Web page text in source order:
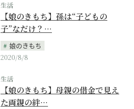
生活
【娘のきもち】孫は“子どもの
子”なだけ？…
娘のきもち
2020/8/8
生活
【娘のきもち】母親の借金で見え
た両親の絆…